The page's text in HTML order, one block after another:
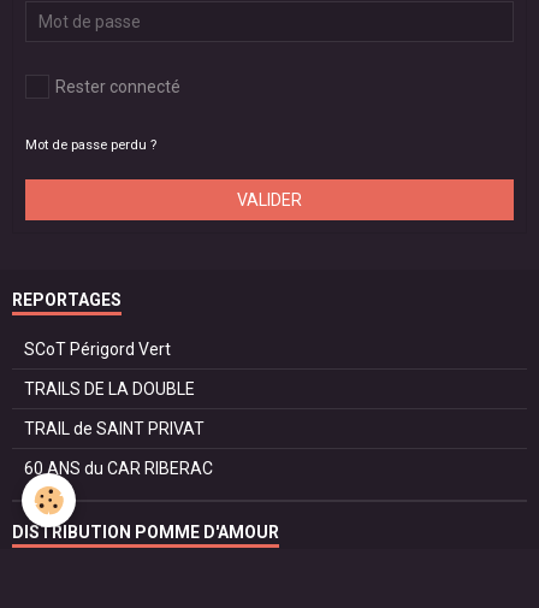
Rester connecté
Mot de passe perdu ?
VALIDER
REPORTAGES
SCoT Périgord Vert
TRAILS DE LA DOUBLE
TRAIL de SAINT PRIVAT
60 ANS du CAR RIBERAC
DISTRIBUTION POMME D'AMOUR